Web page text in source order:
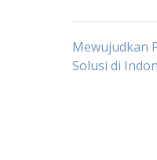
Post
Mewujudkan
Solusi di